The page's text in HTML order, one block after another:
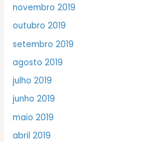
novembro 2019
outubro 2019
setembro 2019
agosto 2019
julho 2019
junho 2019
maio 2019
abril 2019